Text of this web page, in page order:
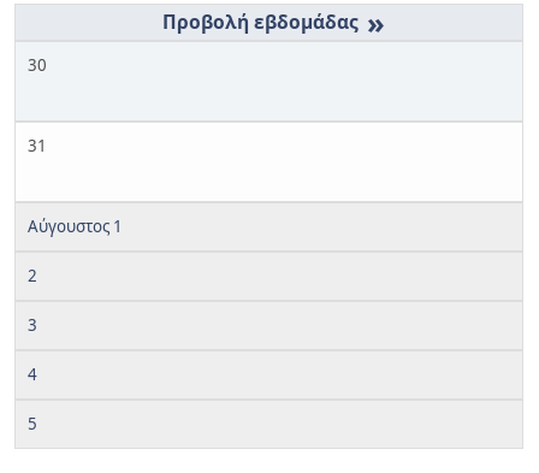
»
30
31
Αύγουστος 1
2
3
4
5